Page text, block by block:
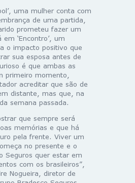
uma mulher conta com
de uma partida,
prometeu fazer um
‘Encontro’, um
o impacto positivo que
sua esposa antes de
é que ambas as
primeiro momento,
acreditar que são de
distante, mas que, na
semana passada.
que sempre será
memórias e que há
pela frente. Viver um
no presente e o
Seguros quer estar em
com os brasileiros”,
Nogueira, diretor de